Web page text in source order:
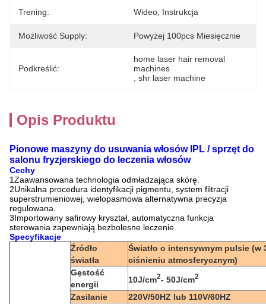
Trening: Wideo, Instrukcja
Możliwość Supply: Powyżej 100pcs Miesięcznie
Podkreślić:
home laser hair removal
machines
shr laser machine
Opis Produktu
Pionowe maszyny do usuwania włosów IPL / sprzęt do
salonu fryzjerskiego do leczenia włosów
Cechy
1Zaawansowana technologia odmładzająca skórę.
2Unikalna procedura identyfikacji pigmentu, system filtracji
superstrumieniowej, wielopasmowa alternatywna precyzja
regulowana.
3Importowany safirowy kryształ, automatyczna funkcja
sterowania zapewniają bezbolesne leczenie.
Specyfikacje
Źródło
światła
Światło o intensywnym pulsie (w
ciśnieniu atmosferycznym)
Gęstość
energii
10J/cm2- 50J/cm2
Zasilanie
220V/50HZ lub 110V/60HZ